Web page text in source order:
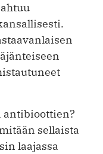
antibioottien?
sellaista
laajassa